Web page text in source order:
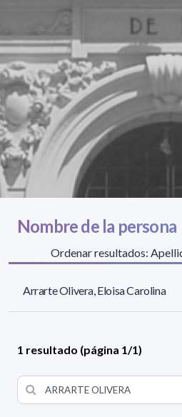
Nombre de la persona
Ordenar resultados:
Arrarte Olivera, Eloisa Carolina
1 resultado (página 1/1)